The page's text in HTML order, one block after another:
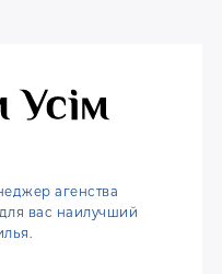
агенства
вас наилучший